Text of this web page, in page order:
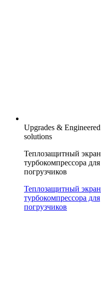
Upgrades & Engineered
solutions
Теплозащитный экран
турбокомпрессора для
погрузчиков
Теплозащитный экран
турбокомпрессора для
погрузчиков